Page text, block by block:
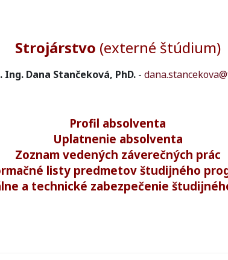
Strojárstvo (externé štúdium)
Ing. Dana Stančeková, PhD.-
Profil absolventa
Uplatnenie absolventa
Zoznam vedených záverečných prác
listy predmetov študijného
a technické zabezpečenie